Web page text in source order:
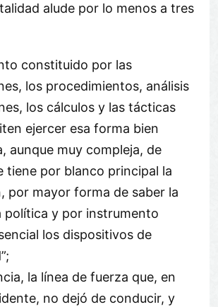
alude por lo menos a tres
constituido por las
los procedimientos, análisis
los cálculos y las tácticas
ejercer esa forma bien
aunque muy compleja, de
tiene por blanco principal la
por mayor forma de saber la
política y por instrumento
los dispositivos de
la línea de fuerza que, en
no dejó de conducir, y